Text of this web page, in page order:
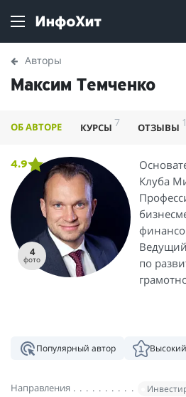
Авторы
Максим Темченко
ОБ АВТОРЕ КУРСЫ 7 ОТЗЫВЫ
4
фото
4.9
Клуба
по
Популярный автор
Направления